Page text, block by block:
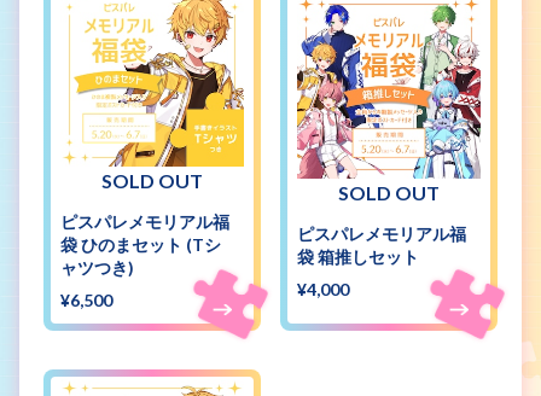
SOLD OUT
ピスパレメモリアル福
袋 ひのまセット (Tシ
ャツつき)
¥6,500
SOLD OUT
ピスパレメモリアル福
袋 箱推しセット
¥4,000